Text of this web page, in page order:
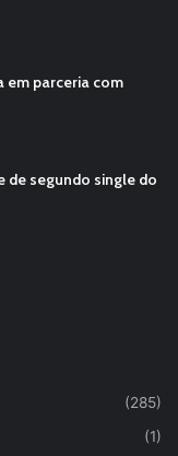
em parceria com
de segundo single do
(285)
(1)